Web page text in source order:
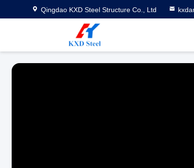
Qingdao KXD Steel Structure Co., Ltd